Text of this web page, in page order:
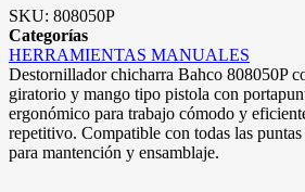
SKU: 808050P
Categorías
HERRAMIENTAS MANUALES
Destornillador chicharra Bahco 808050P
giratorio y mango tipo pistola con
ergonómico para trabajo cómodo y
repetitivo. Compatible con todas las
para mantención y ensamblaje.